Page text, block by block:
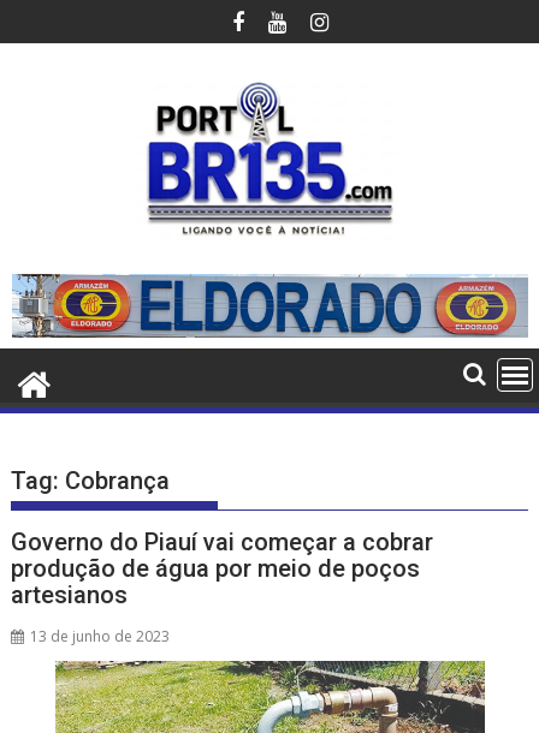
para
Tag: Cobrança
Governo do Piauí vai começar a cobrar
produção de água por meio de poços
artesianos
13 de junho de 2023